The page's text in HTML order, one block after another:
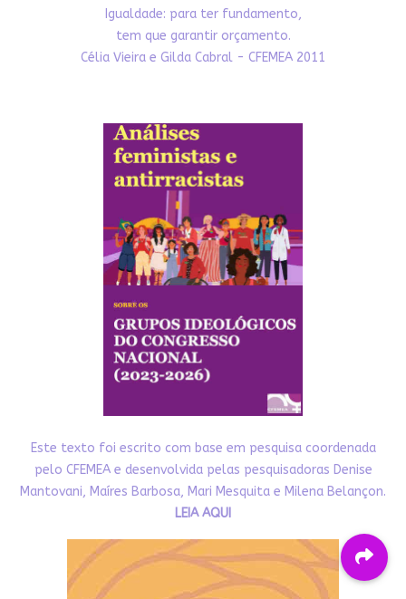
Igualdade: para ter fundamento,
tem que garantir orçamento.
Célia Vieira e Gilda Cabral - CFEMEA 2011
Este texto foi escrito com base em pesquisa coordenada
pelo CFEMEA e desenvolvida pelas pesquisadoras Denise
Mantovani, Maíres Barbosa, Mari Mesquita e Milena Belançon.
LEIA AQUI